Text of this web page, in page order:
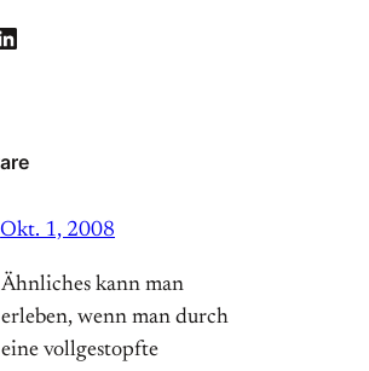
Okt. 1, 2008
Ähnliches kann man
erleben, wenn man durch
eine vollgestopfte